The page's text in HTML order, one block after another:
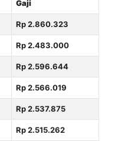
Gaji
Rp 2.860.323
Rp 2.483.000
Rp 2.596.644
Rp 2.566.019
Rp 2.537.875
Rp 2.515.262